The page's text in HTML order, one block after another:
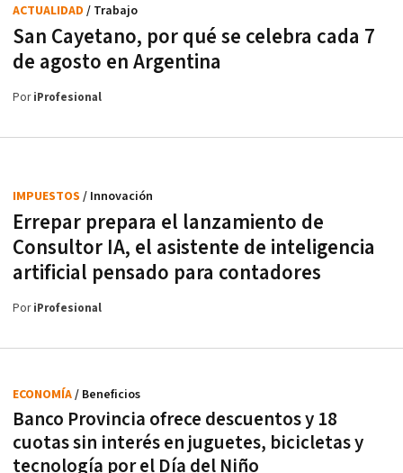
San Cayetano, por qué se celebra cada 7
de agosto en Argentina
ACTUALIDAD / Trabajo
PoriProfesional
Errepar prepara el lanzamiento de
Consultor IA, el asistente de inteligencia
artificial pensado para contadores
IMPUESTOS / Innovación
PoriProfesional
Banco Provincia ofrece descuentos y 18
cuotas sin interés en juguetes, bicicletas y
tecnología por el Día del Niño
ECONOMÍA/ Beneficios